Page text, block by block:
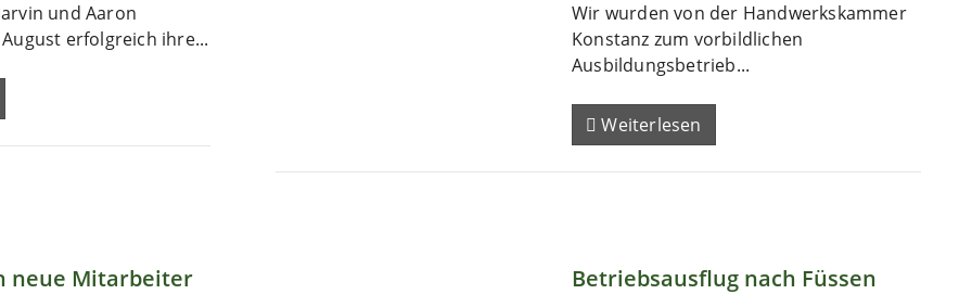
und Aaron
erfolgreich ihre...
Wir wurden von der Handwerkskammer
Konstanz zum vorbildlichen
Ausbildungsbetrieb...
Weiterlesen
neue Mitarbeiter Betriebsausflug nach Füssen